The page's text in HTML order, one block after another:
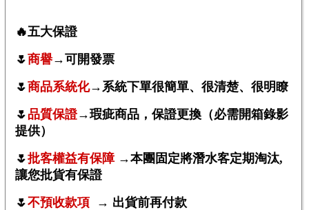
🔥五大保證
🌷商譽→可開發票
🌷商品系統化→系統下單很簡單、很清楚、很明瞭
🌷 品質保證→瑕疵商品，保證更換（必需開箱錄影
提供）
🌷批客權益有保障→本團固定將潛水客定期淘汰,
讓您批貨有保證
🌷不預收款項 → 出貨前再付款